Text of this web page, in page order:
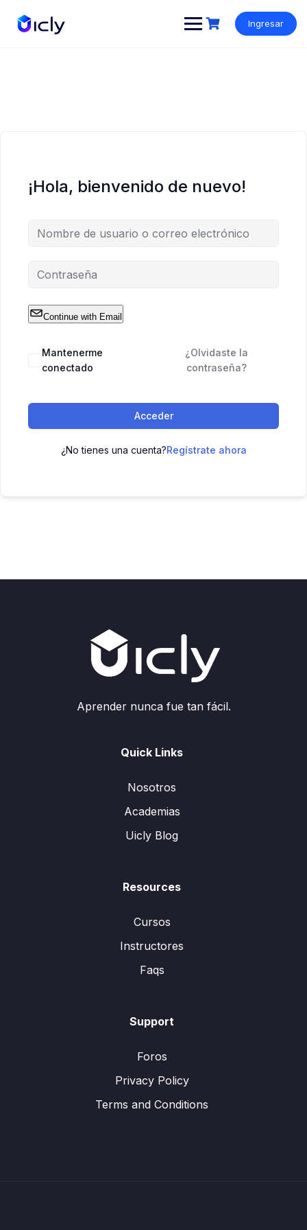
Ingresar
¡Hola, bienvenido de nuevo!
Continue with Email
Mantenerme
conectado
¿Olvidaste la
contraseña?
Acceder
¿No tienes una cuenta?Regístrate ahora
Aprender nunca fue tan fácil.
Quick Links
Nosotros
Academias
Uicly Blog
Resources
Cursos
Instructores
Faqs
Support
Foros
Privacy Policy
Terms and Conditions